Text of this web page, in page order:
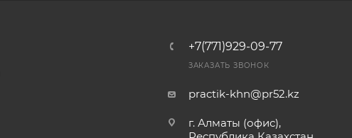
+7(771)929-09-77
ЗАКАЗАТЬ ЗВОНОК
practik-khn@pr52.kz
г. Алматы (офис),